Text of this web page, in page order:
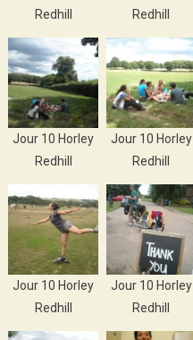
Redhill
Redhill
Jour 10 Horley
Redhill
Jour 10 Horley
Redhill
Jour 10 Horley
Redhill
Jour 10 Horley
Redhill